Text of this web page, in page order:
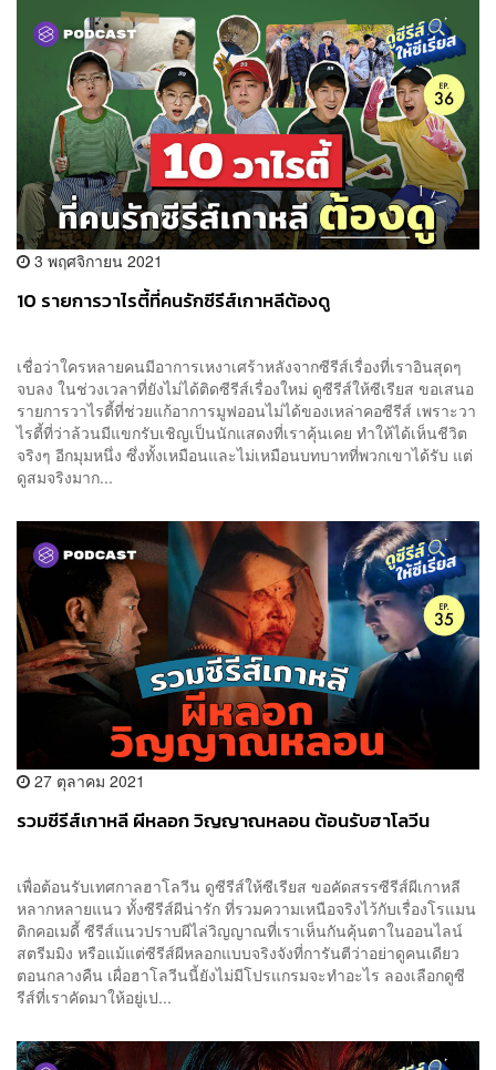
3 พฤศจิกายน 2021
10 รายการวาไรตี้ที่คนรักซีรีส์เกาหลีต้องดู
เชื่อว่าใครหลายคนมีอาการเหงาเศร้าหลังจากซีรีส์เรื่องที่เราอินสุดๆ
จบลง ในช่วงเวลาที่ยังไม่ได้ติดซีรีส์เรื่องใหม่ ดูซีรีส์ให้ซีเรียส ขอเสนอ
รายการวาไรตี้ที่ช่วยแก้อาการมูฟออนไม่ได้ของเหล่าคอซีรีส์ เพราะวา
ไรตี้ที่ว่าล้วนมีแขกรับเชิญเป็นนักแสดงที่เราคุ้นเคย ทำให้ได้เห็นชีวิต
จริงๆ อีกมุมหนึ่ง ซึ่งทั้งเหมือนและไม่เหมือนบทบาทที่พวกเขาได้รับ แต่
ดูสมจริงมาก...
27 ตุลาคม 2021
รวมซีรีส์เกาหลี ผีหลอก วิญญาณหลอน ต้อนรับฮาโลวีน
เพื่อต้อนรับเทศกาลฮาโลวีน ดูซีรีส์ให้ซีเรียส ขอคัดสรรซีรีส์ผีเกาหลี
หลากหลายแนว ทั้งซีรีส์ผีน่ารัก ที่รวมความเหนือจริงไว้กับเรื่องโรแมน
ติกคอเมดี้ ซีรีส์แนวปราบผีไล่วิญญาณที่เราเห็นกันคุ้นตาในออนไลน์
สตรีมมิง หรือแม้แต่ซีรีส์ผีหลอกแบบจริงจังที่การันตีว่าอย่าดูคนเดียว
ตอนกลางคืน เผื่อฮาโลวีนนี้ยังไม่มีโปรแกรมจะทำอะไร ลองเลือกดูซี
รีส์ที่เราคัดมาให้อยู่เป...